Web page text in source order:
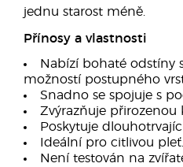
jednu starost méně.
Přínosy a vlastnosti
Nabízí bohaté odstíny
možností postupného
Snadno se spojuje s
Zvýrazňuje přirozenou
Poskytuje
Ideální pro citlivou pleť.
Není testován na